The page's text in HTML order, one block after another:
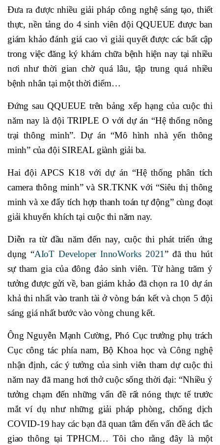
Đưa ra được nhiều giải pháp công nghệ sáng tạo, thiết
thực, nền tảng do 4 sinh viên đội QQUEUE được ban
giám khảo đánh giá cao vì giải quyết được các bất cập
trong việc đăng ký khám chữa bệnh hiện nay tại nhiều
nơi như thời gian chờ quá lâu, tập trung quá nhiều
bệnh nhân tại một thời điểm…
Đứng sau QQUEUE trên bảng xếp hạng của cuộc thi
năm nay là đội TRIPLE O với dự án “Hệ thống nông
trại thông minh”. Dự án “Mô hình nhà yến thông
minh” của đội SIREAL giành giải ba.
Hai đội APCS K18 với dự án “Hệ thống phân tích
camera thông minh” và SR.TKNK với “Siêu thị thông
minh và xe đẩy tích hợp thanh toán tự động” cùng đoạt
giải khuyến khích tại cuộc thi năm nay.
Diễn ra từ đầu năm đến nay, cuộc thi phát triển ứng
dụng “AIoT Developer InnoWorks 2021” đã thu hút
sự tham gia của đông đảo sinh viên. Từ hàng trăm ý
tưởng được gửi về, ban giám khảo đã chọn ra 10 dự án
khả thi nhất vào tranh tài ở vòng bán kết và chọn 5 đội
sáng giá nhất bước vào vòng chung kết.
Ông Nguyễn Mạnh Cường, Phó Cục trưởng phụ trách
Cục công tác phía nam, Bộ Khoa học và Công nghệ
nhận định, các ý tưởng của sinh viên tham dự cuộc thi
năm nay đã mang hơi thở cuộc sống thời đại: “Nhiều ý
tưởng chạm đến những vấn đề rất nóng thực tế trước
mắt ví dụ như những giải pháp phòng, chống dịch
COVID-19 hay các bạn đã quan tâm đến vấn đề ách tắc
giao thông tại TPHCM… Tôi cho rằng đây là một